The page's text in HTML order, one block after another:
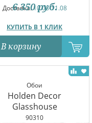
Доставка:10.08-11.08
КУПИТЬ В 1 КЛИК
6 350 руб.
В корзину
Обои
Holden Decor
Glasshouse
90310